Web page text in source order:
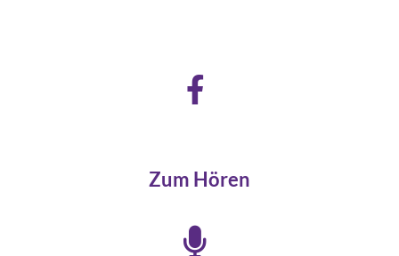
Zum Hören